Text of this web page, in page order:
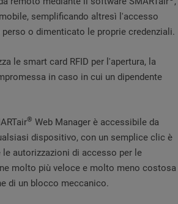
semplificando altresì l'accesso
o dimenticato le proprie credenziali.
le smart card RFID per l'apertura, la
in caso in cui un dipendente
® Web Manager è accessibile da
dispositivo, con un semplice clic è
autorizzazioni di accesso per le
molto più veloce e molto meno costosa
di un blocco meccanico.